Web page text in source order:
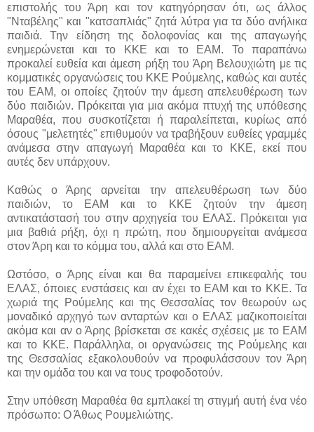
επιστολής του Άρη και τον κατηγόρησαν ότι, ως άλλος
"Νταβέλης" και "κατσαπλιάς" ζητά λύτρα για τα δύο ανήλικα
παιδιά. Την είδηση της δολοφονίας και της απαγωγής
ενημερώνεται και το ΚΚΕ και το ΕΑΜ. Το παραπάνω
προκαλεί ευθεία και άμεση ρήξη του Άρη Βελουχιώτη με τις
κομματικές οργανώσεις του ΚΚΕ Ρούμελης, καθώς και αυτές
του ΕΑΜ, οι οποίες ζητούν την άμεση απελευθέρωση των
δύο παιδιών. Πρόκειται για μια ακόμα πτυχή της υπόθεσης
Μαραθέα, που συσκοτίζεται ή παραλείπεται, κυρίως από
όσους "μελετητές" επιθυμούν να τραβήξουν ευθείες γραμμές
ανάμεσα στην απαγωγή Μαραθέα και το ΚΚΕ, εκεί που
αυτές δεν υπάρχουν.
Καθώς ο Άρης αρνείται την απελευθέρωση των δύο
παιδιών, το ΕΑΜ και το ΚΚΕ ζητούν την άμεση
αντικατάστασή του στην αρχηγεία του ΕΛΑΣ. Πρόκειται για
μια βαθιά ρήξη, όχι η πρώτη, που δημιουργείται ανάμεσα
στον Άρη και το κόμμα του, αλλά και στο ΕΑΜ.
Ωστόσο, ο Άρης είναι και θα παραμείνει επικεφαλής του
ΕΛΑΣ, όποιες ενστάσεις και αν έχει το ΕΑΜ και το ΚΚΕ. Τα
χωριά της Ρούμελης και της Θεσσαλίας τον θεωρούν ως
μοναδικό αρχηγό των ανταρτών και ο ΕΛΑΣ μαζικοποιείται
ακόμα και αν ο Άρης βρίσκεται σε κακές σχέσεις με το ΕΑΜ
και το ΚΚΕ. Παράλληλα, οι οργανώσεις της Ρούμελης και
της Θεσσαλίας εξακολουθούν να προφυλάσσουν τον Άρη
και την ομάδα του και να τους τροφοδοτούν.
Στην υπόθεση Μαραθέα θα εμπλακεί τη στιγμή αυτή ένα νέο
πρόσωπο: Ο Άθως Ρουμελιώτης.